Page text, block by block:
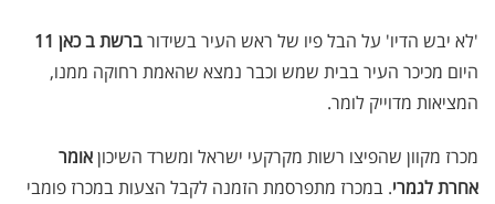
'לא יבש הדיו' על הבל פיו של ראש העיר בשידורברשת ב כאן 11
היום מכיכר העיר בבית שמש וכבר נמצא שהאמת רחוקה ממנו,
המציאות מדוייק לומר.
מכרז מקוון שהפיצו רשות מקרקעי ישראל ומשרד השיכוןאומר
אחרת לגמרי. במכרז מתפרסמת הזמנה לקבל הצעות במכרז פומבי